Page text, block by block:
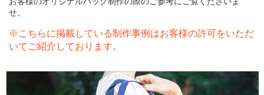
せ。
※こちらに掲載している制作事例はお客様の許可をいただ
いてご紹介しております。